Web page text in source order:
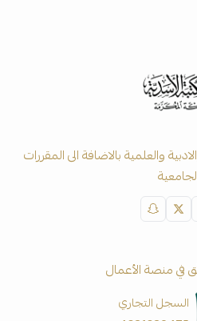
والعلمية بالاضافة الى المقررات
في منصة الأعمال
السجل التجاري